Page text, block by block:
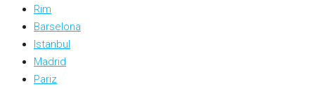
Rim
Barselona
Istanbul
Madrid
Pariz